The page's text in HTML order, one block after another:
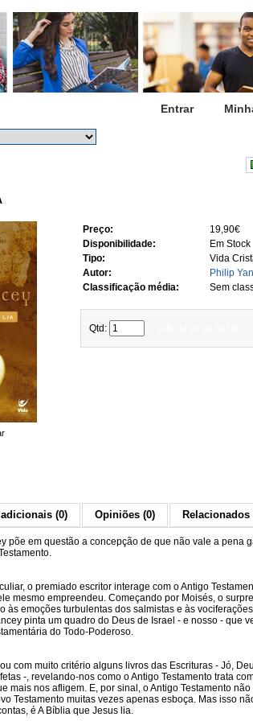
Entrar
Preço:
19,90€
Disponibilidade:
Em Stock
Tipo:
Vida
Autor:
Philip
Classificação média:
Sem
Qtd:
adicionais (0) Opiniões (0) Relacionados
põe em questão a concepção de que não vale a pena
o premiado escritor interage com o Antigo
mesmo empreendeu. Começando por Moisés, o
às emoções turbulentas dos salmistas e às
pinta um quadro do Deus de Israel - e nosso - que
do Todo-Poderoso.
com muito critério alguns livros das Escrituras - Jó,
-, revelando-nos como o Antigo Testamento trata
mais nos afligem. E, por sinal, o Antigo Testamento não
Testamento muitas vezes apenas esboça. Mas isso
é A Bíblia que Jesus lia.